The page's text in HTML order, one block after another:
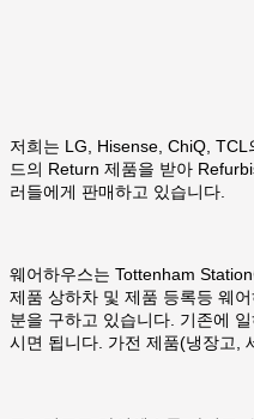
저희는 LG, Hisense, ChiQ,
드의 Return 제품을 받아
러들에게 판매하고 있습니다.
웨어하우스는 Tottenham
제품 상하차 및 제품 등록등 웨
분을 구하고 있습니다. 기존에
시면 됩니다. 가전 제품(냉장고,